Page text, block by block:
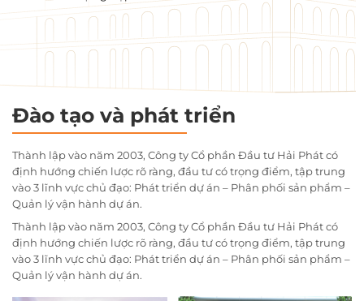
Đào tạo và phát triển
Thành lập vào năm 2003, Công ty Cổ phần Đầu tư Hải Phát có
định hướng chiến lược rõ ràng, đầu tư có trọng điểm, tập trung
vào 3 lĩnh vực chủ đạo: Phát triển dự án – Phân phối sản phẩm –
Quản lý vận hành dự án.
Thành lập vào năm 2003, Công ty Cổ phần Đầu tư Hải Phát có
định hướng chiến lược rõ ràng, đầu tư có trọng điểm, tập trung
vào 3 lĩnh vực chủ đạo: Phát triển dự án – Phân phối sản phẩm –
Quản lý vận hành dự án.